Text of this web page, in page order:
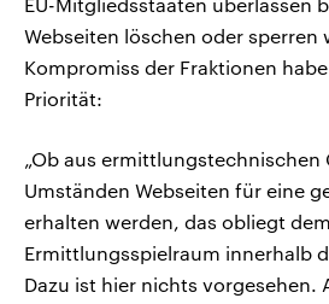
EU-Mitgliedsstaaten überlassen
Webseiten löschen oder sperren
Kompromiss der Fraktionen
Priorität:
„Ob aus ermittlungstechnischen
Umständen Webseiten für eine
erhalten werden, das obliegt dem
Ermittlungsspielraum innerhalb
Dazu ist hier nichts vorgesehen.